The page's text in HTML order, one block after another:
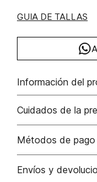
GUIA DE TALLAS
Información del
Pantalón de encaje y
poliéster/polyester
Cuidados de la
No dejar en remojo
Métodos de pago
Tarjetas de crédito:
Envíos y